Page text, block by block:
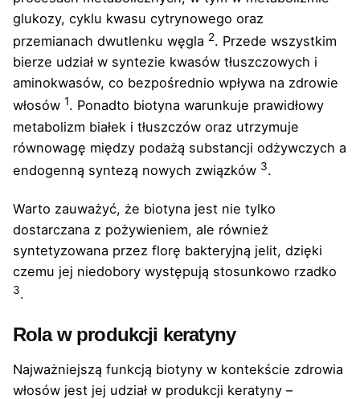
glukozy, cyklu kwasu cytrynowego oraz
przemianach dwutlenku węgla 2. Przede wszystkim
bierze udział w syntezie kwasów tłuszczowych i
aminokwasów, co bezpośrednio wpływa na zdrowie
włosów 1. Ponadto biotyna warunkuje prawidłowy
metabolizm białek i tłuszczów oraz utrzymuje
równowagę między podażą substancji odżywczych a
endogenną syntezą nowych związków 3.
Warto zauważyć, że biotyna jest nie tylko
dostarczana z pożywieniem, ale również
syntetyzowana przez florę bakteryjną jelit, dzięki
czemu jej niedobory występują stosunkowo rzadko
3.
Rola w produkcji keratyny
Najważniejszą funkcją biotyny w kontekście zdrowia
włosów jest jej udział w produkcji keratyny –